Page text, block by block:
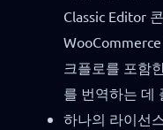
Classic Editor
크플로를 포함
를 번역하는 데
하나의 라이선